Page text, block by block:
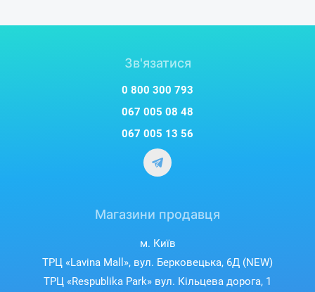
Зв'язатися
0 800 300 793
067 005 08 48
067 005 13 56
Магазини продавця
м. Київ
ТРЦ «Lavina Mall», вул. Берковецька, 6Д (NEW)
ТРЦ «Respublika Park» вул. Кільцева дорога, 1